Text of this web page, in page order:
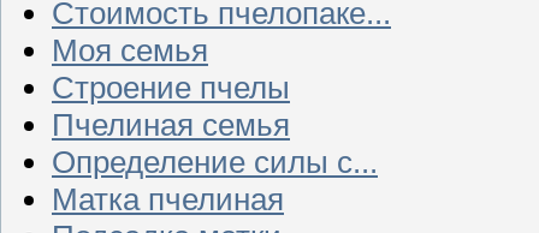
Стоимость пчелопаке...
Моя семья
Строение пчелы
Пчелиная семья
Определение силы с...
Матка пчелиная